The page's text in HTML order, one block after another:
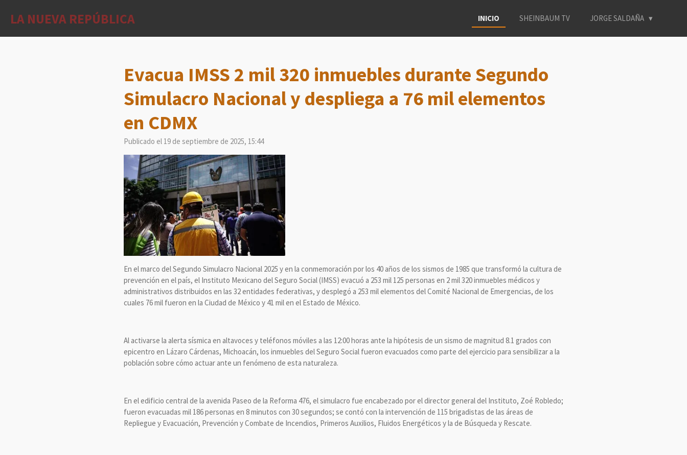
LA NUEVA REPÚBLICA INICIO SHEINBAUM TV JORGE SALDAÑA
Evacua IMSS 2 mil 320 inmuebles durante Segundo
Simulacro Nacional y despliega a 76 mil elementos
en CDMX
Publicado el 19 de septiembre de 2025, 15:44
En el marco del Segundo Simulacro Nacional 2025 y en la conmemoración por los 40 años de los sismos de 1985 que transformó la cultura de
prevención en el país, el Instituto Mexicano del Seguro Social (IMSS) evacuó a 253 mil 125 personas en 2 mil 320 inmuebles médicos y
administrativos distribuidos en las 32 entidades federativas, y desplegó a 253 mil elementos del Comité Nacional de Emergencias, de los
cuales 76 mil fueron en la Ciudad de México y 41 mil en el Estado de México.
Al activarse la alerta sísmica en altavoces y teléfonos móviles a las 12:00 horas ante la hipótesis de un sismo de magnitud 8.1 grados con
epicentro en Lázaro Cárdenas, Michoacán, los inmuebles del Seguro Social fueron evacuados como parte del ejercicio para sensibilizar a la
población sobre cómo actuar ante un fenómeno de esta naturaleza.
En el edificio central de la avenida Paseo de la Reforma 476, el simulacro fue encabezado por el director general del Instituto, Zoé Robledo;
fueron evacuadas mil 186 personas en 8 minutos con 30 segundos; se contó con la intervención de 115 brigadistas de las áreas de
Repliegue y Evacuación, Prevención y Combate de Incendios, Primeros Auxilios, Fluidos Energéticos y la de Búsqueda y Rescate.